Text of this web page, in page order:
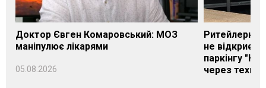
Доктор Євген Комаровський: МОЗ
маніпулює лікарями
05.08.2026
Ритейлерка
не
паркінгу
через